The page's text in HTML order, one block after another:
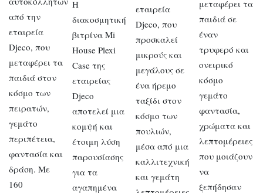
από την
εταιρεία
Djeco, που
μεταφέρει τα
παιδιά στον
κόσμο των
πειρατών,
γεμάτο
περιπέτεια,
φαντασία και
δράση. Με
160
Η
διακοσμητική
βιτρίνα Mi
House Plexi
Case της
εταιρείας
Djeco
αποτελεί μια
κομψή και
έτοιμη λύση
παρουσίασης
για τα
αγαπημένα
εταιρεία
Djeco, που
προσκαλεί
μικρούς και
μεγάλους σε
ένα ήρεμο
ταξίδι στον
κόσμο των
πουλιών,
μέσα από μια
καλλιτεχνική
και γεμάτη
μεταφέρει τα
παιδιά σε
έναν
τρυφερό και
ονειρικό
κόσμο
γεμάτο
φαντασία,
χρώματα και
λεπτομέρειες
που μοιάζουν
να
ξεπήδησαν